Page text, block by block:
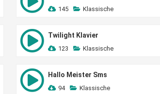
145 Klassische
Twilight Klavier
123 Klassische
Hallo Meister Sms
94 Klassische